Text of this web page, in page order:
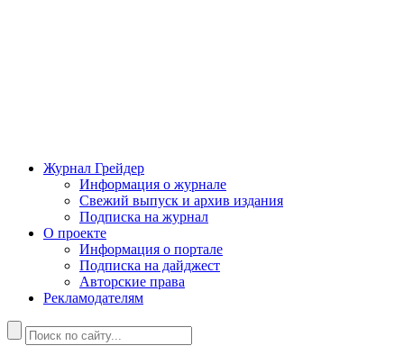
Журнал Грейдер
Информация о журнале
Свежий выпуск и архив издания
Подписка на журнал
О проекте
Информация о портале
Подписка на дайджест
Авторские права
Рекламодателям